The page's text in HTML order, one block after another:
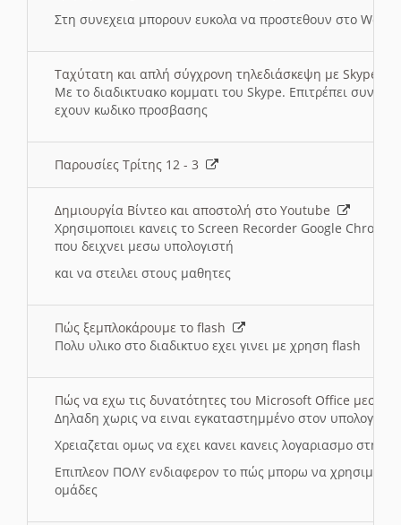
Στη συνεχεια μπορουν ευκολα να προστεθουν στο Word
Ταχύτατη και απλή σύγχρονη τηλεδιάσκεψη με Skype
Με το διαδικτυακο κομματι του Skype. Επιτρέπει
εχουν κωδικο προσβασης
Παρουσίες Τρίτης 12 - 3
Δημιουργία Βίντεο και αποστολή στο Youtube
Χρησιμοποιει κανεις το Screen Recorder Google Chrome
που δειχνει μεσω υπολογιστή
και να στειλει στους μαθητες
Πώς ξεμπλοκάρουμε το flash
Πολυ υλικο στο διαδικτυο εχει γινει με χρηση flash
Πώς να εχω τις δυνατότητες του Microsoft Office μεσω
Δηλαδη χωρις να ειναι εγκαταστημμένο στον
Χρειαζεται ομως να εχει κανει κανεις λογαριασμο στη
Επιπλεον ΠΟΛΥ ενδιαφερον το πώς μπορω να
ομάδες